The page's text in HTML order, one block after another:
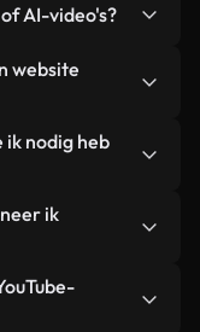
AI-video's?
die bestaat
van
zodat je
website
versies
formaten
worden de
ik nodig heb
een video.
bij
video die
ik
video's in
en kunnen